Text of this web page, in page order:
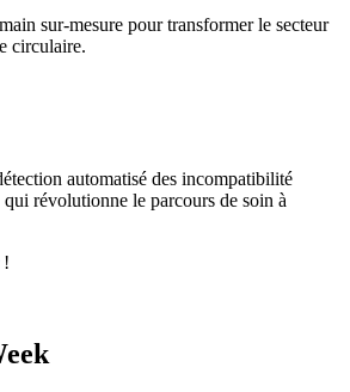
sur-mesure pour transformer le secteur
circulaire.
automatisé des incompatibilité
révolutionne le parcours de soin à
!